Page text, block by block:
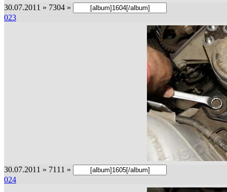
30.07.2011 » 7304 »
023
30.07.2011 » 7111 »
024